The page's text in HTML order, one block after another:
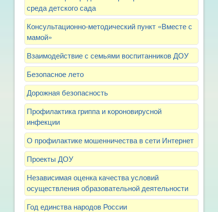
среда детского сада
Консультационно-методический пункт «Вместе с
мамой»
Взаимодействие с семьями воспитанников ДОУ
Безопасное лето
Дорожная безопасность
Профилактика гриппа и короновирусной
инфекции
О профилактике мошенничества в сети Интернет
Проекты ДОУ
Независимая оценка качества условий
осуществления образовательной деятельности
Год единства народов России